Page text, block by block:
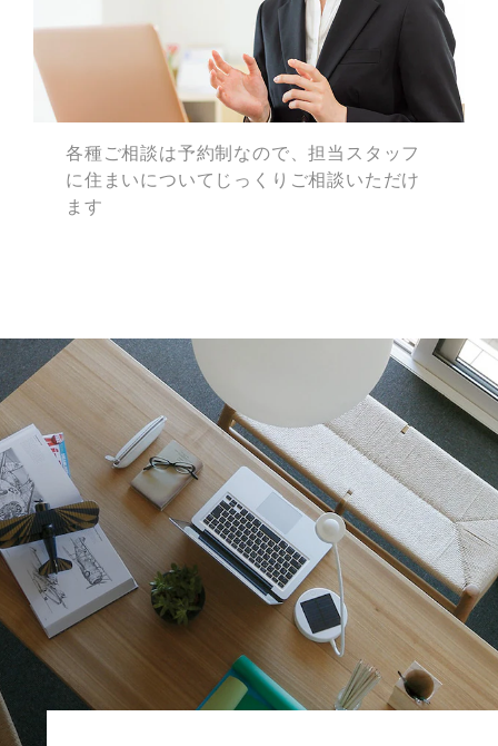
各種ご相談は予約制なので、担当スタッフ
に住まいについて じっくりご相談いただけ
ます